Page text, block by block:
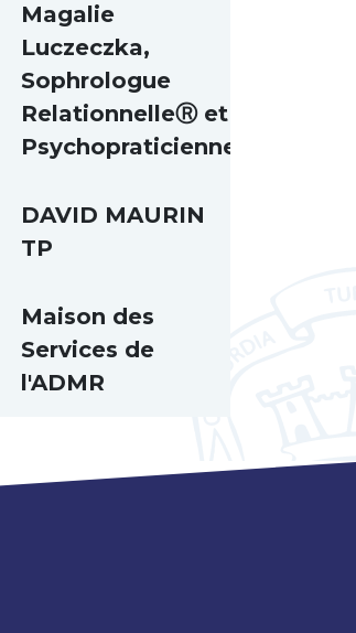
Magalie
Luczeczka,
Sophrologue
RelationnelleⓇ et
Psychopraticienne
DAVID MAURIN
TP
Maison des
Services de
l'ADMR